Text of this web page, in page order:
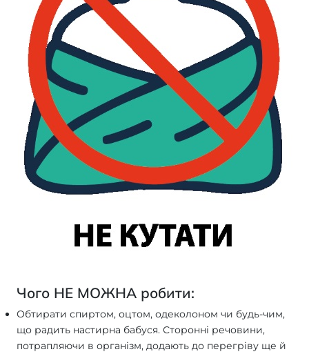
Чого НЕ МОЖНА робити:
Обтирати спиртом, оцтом, одеколоном чи будь-чим,
що радить настирна бабуся. Сторонні речовини,
потрапляючи в організм, додають до перегріву ще й